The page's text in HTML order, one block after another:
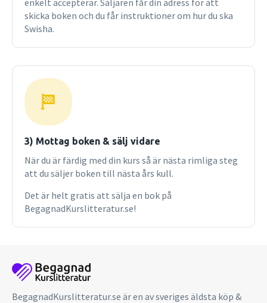
mångårig erfarenhet av undervisning inom organisering,
ledning och entreprenörskap. Hans forskning är främst
inriktad på förändrings- och förnyelseprocesser. Magnus är
verksam vid Linnéuniversitetet men arbetar även med
sektor. Han driver dessutom konsultföretaget Calcarius
Consulting AB (calcarius.se).
enkelt accepterar. Säljaren får din adress för att
skicka boken och du får instruktioner om hur du ska
Swisha.
3) Mottag boken & sälj vidare
När du är färdig med din kurs så är nästa rimliga steg
att du säljer boken till nästa års kull.
Det är helt gratis att sälja en bok på
BegagnadKurslitteratur.se!
BegagnadKurslitteratur.se är en av sveriges äldsta köp &